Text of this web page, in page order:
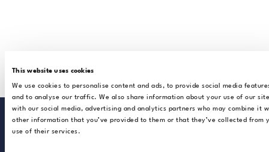
This website uses cookies
We use cookies to personalise content and ads, to provide social media
and to analyse our traffic. We also share information about your use of our site
with our social media, advertising and analytics partners who may combine it
other information that you’ve provided to them or that they’ve collected from
use of their services.